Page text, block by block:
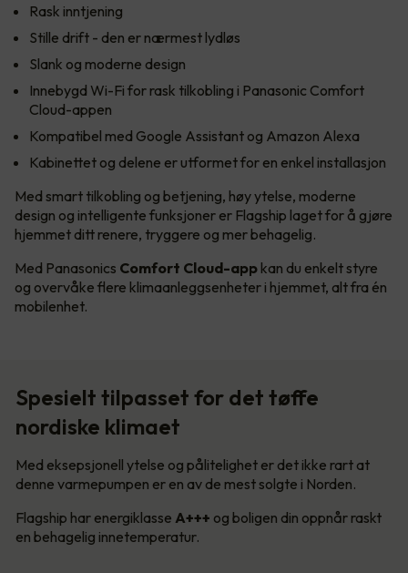
Rask inntjening
Stille drift - den er nærmest lydløs
Slank og moderne design
Innebygd Wi-Fi for rask tilkobling i Panasonic Comfort
Cloud-appen
Kompatibel med Google Assistant og Amazon Alexa
Kabinettet og delene er utformet for en enkel installasjon
Med smart tilkobling og betjening, høy ytelse, moderne
design og intelligente funksjoner er Flagship laget for å gjøre
hjemmet ditt renere, tryggere og mer behagelig.
Med Panasonics Comfort Cloud-app kan du enkelt styre
og overvåke flere klimaanleggsenheter i hjemmet, alt fra én
mobilenhet.
Spesielt tilpasset for det tøffe
nordiske klimaet
Med eksepsjonell ytelse og pålitelighet er det ikke rart at
denne varmepumpen er en av de mest solgte i Norden.
Flagship har energiklasse A+++ og boligen din oppnår raskt
en behagelig innetemperatur.